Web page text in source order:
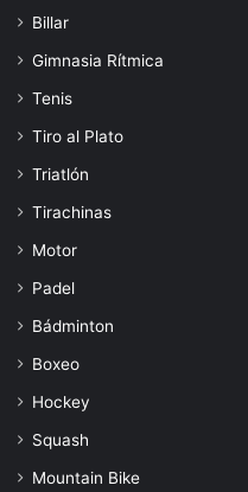
Billar
Gimnasia Rítmica
Tenis
Tiro al Plato
Triatlón
Tirachinas
Motor
Padel
Bádminton
Boxeo
Hockey
Squash
Mountain Bike